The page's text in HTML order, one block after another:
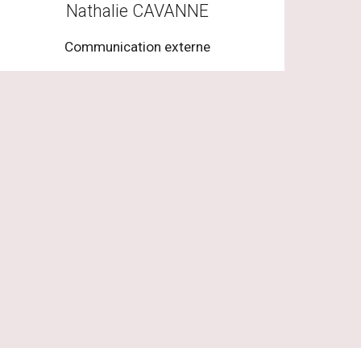
Nathalie CAVANNE
Communication externe